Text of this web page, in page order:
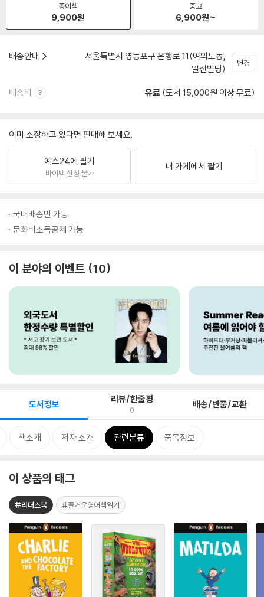
종이책
9,900원
중고
6,900원~
배송안내
서울특별시 영등포구 은행로 11(여의도동,
일신빌딩)
변경
배송비 유료 (도서 15,000원 이상 무료)
이미 소장하고 있다면 판매해 보세요.
예스24에 팔기
바이백 신청 불가
내 가게에서 팔기
국내배송만 가능
문화비소득공제 가능
이 분야의 이벤트 10
도서정보 리뷰/한줄평
0 배송/반품/교환
책소개 저자 소개 관련분류 품목정보
이 상품의 태그
#리더스북 #즐거운영어책읽기